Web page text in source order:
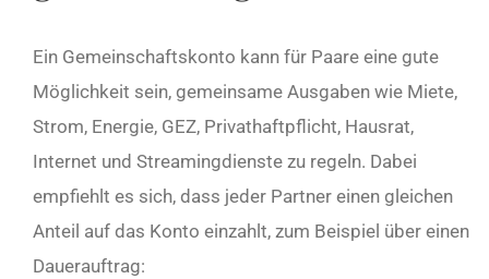
Ein Gemeinschaftskonto kann für Paare eine gute
Möglichkeit sein, gemeinsame Ausgaben wie Miete,
Strom, Energie, GEZ, Privathaftpflicht, Hausrat,
Internet und Streamingdienste zu regeln. Dabei
empfiehlt es sich, dass jeder Partner einen gleichen
Anteil auf das Konto einzahlt, zum Beispiel über einen
Dauerauftrag: